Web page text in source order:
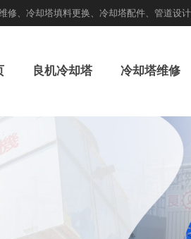
、冷却塔填料更换、冷却塔配件、管道设
良机冷却塔 冷却塔维修